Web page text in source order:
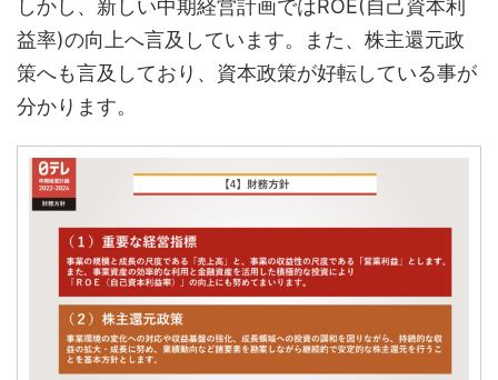
しかし、新しい中期経営計画ではROE(自己資本利
益率)の向上へ言及しています。また、株主還元政
策へも言及しており、資本政策が好転している事が
分かります。